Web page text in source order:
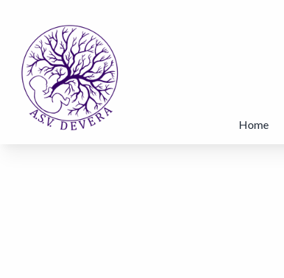
Home